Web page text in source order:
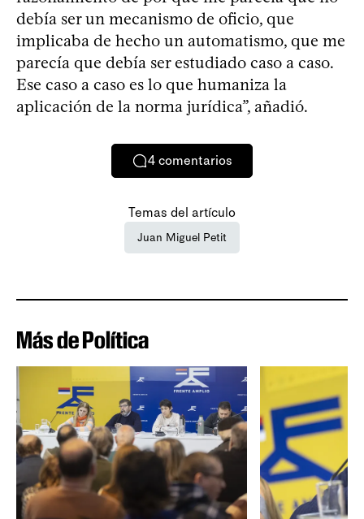
debía ser un mecanismo de oficio, que
implicaba de hecho un automatismo, que me
parecía que debía ser estudiado caso a caso.
Ese caso a caso es lo que humaniza la
aplicación de la norma jurídica”, añadió.
4 comentarios
Temas del artículo
Juan Miguel Petit
Más de Política